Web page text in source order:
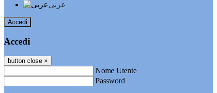
عربى
Accedi
Accedi
button close ×
Nome Utente
Password